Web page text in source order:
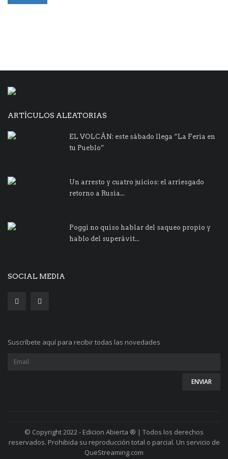
ARTÍCULOS ALEATORIAS
EL VOLCÁN: este sábado llega “La Feria en
tu Pueblo”
Un arresto y cuatro juicios: el arriesgado
retorno a Rusia...
Poggi no quiso hablar del saqueo propio y
hablo del superávit...
SOCIAL MEDIA
Suscríbete aquí para recibir todas las novedades
© Copyright 2022 - Edicion Abierta ® | Todos los derechos
reservados. Prohibida su reproducción total o parcial. Un servicio de
QueStreaming.com